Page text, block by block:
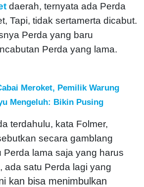
daerah, ternyata ada Perda
Tapi, tidak sertamerta dicabut.
Perda yang baru
Perda yang lama.
Meroket, Pemilik Warung
Mengeluh: Bikin Pusing
terdahulu, kata Folmer,
secara gamblang
Perda lama saja yang harus
ada satu Perda lagi yang
kan bisa menimbulkan